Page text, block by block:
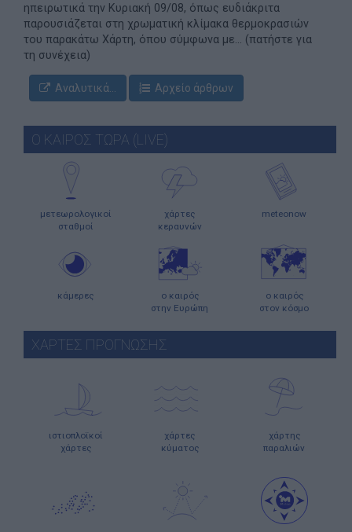
ηπειρωτικά την Κυριακή 09/08, όπως ευδιάκριτα
παρουσιάζεται στη χρωματική κλίμακα θερμοκρασιών
του παρακάτω Χάρτη, όπου σύμφωνα με... (πατήστε για
τη συνέχεια)
Αναλυτικά... Αρχείο άρθρων
Ο ΚΑΙΡΟΣ ΤΩΡΑ (LIVE)
μετεωρολογικοί
σταθμοί
χάρτες
κεραυνών
meteonow
κάμερες
ο καιρός
στην Ευρώπη
ο καιρός
στον κόσμο
ΧΑΡΤΕΣ ΠΡΟΓΝΩΣΗΣ
ιστιοπλοϊκοί
χάρτες
χάρτες
κύματος
χάρτης
παραλιών